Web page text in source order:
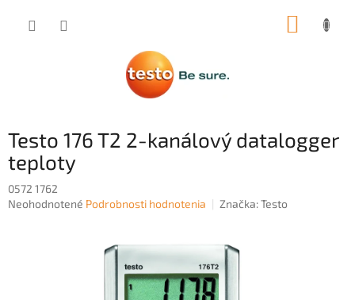
Testo 176 T2 2-kanálový datalogger
teploty
0572 1762
Priemerné
Neohodnotené Podrobnosti hodnotenia Značka:Testo